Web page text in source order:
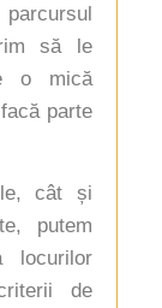
să le
o mică
parte
cât și
putem
locurilor
de